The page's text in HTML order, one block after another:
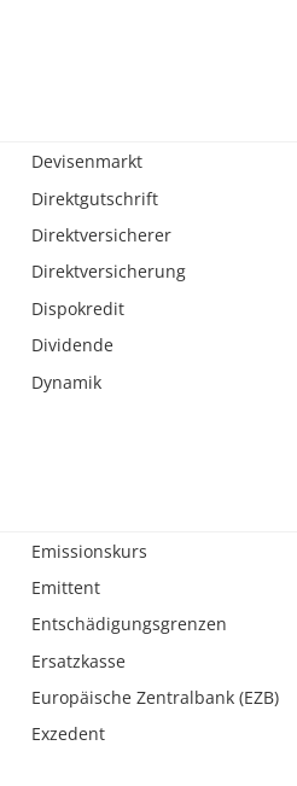
Devisenmarkt
Direktgutschrift
Direktversicherer
Direktversicherung
Dispokredit
Dividende
Dynamik
Emissionskurs
Emittent
Entschädigungsgrenzen
Ersatzkasse
Europäische Zentralbank (EZB)
Exzedent